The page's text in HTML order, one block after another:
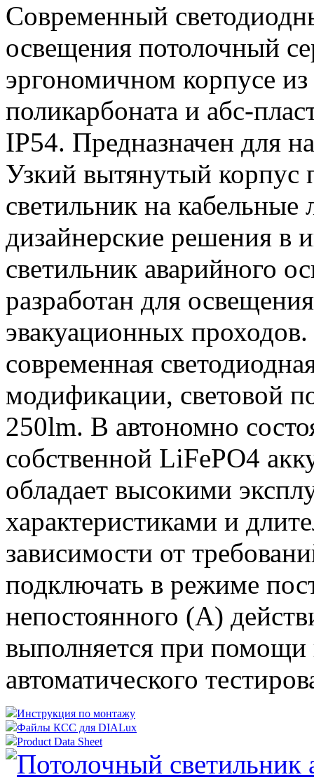
Современный
освещения потолочный
эргономичном корпусе из
поликарбоната и абс-
IP54. Предназначен для
Узкий вытянутый корпус
светильник на кабельные
дизайнерские решения в
светильник аварийного
разработан для
эвакуационных
современная
модификации, световой
250lm. В автономно
собственной LiFePO4
обладает высокими
характеристиками и
зависимости от
подключать в режиме
непостоянного (A)
выполняется при
автоматического
Инструкция по монтажу
Файлы КСС для DIALux
Product Data Sheet